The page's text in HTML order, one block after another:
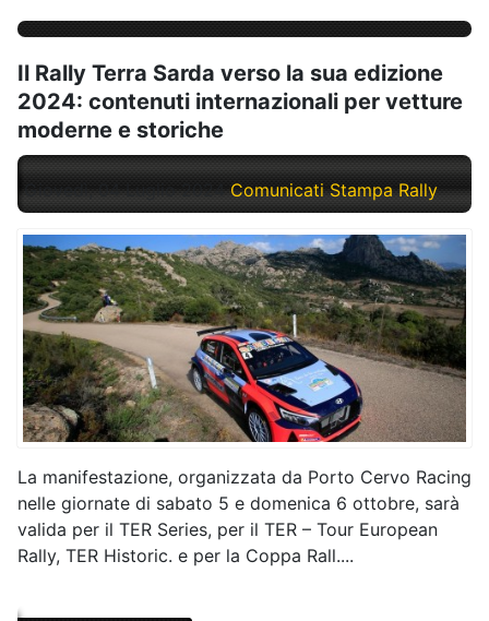
Il Rally Terra Sarda verso la sua edizione
2024: contenuti internazionali per vetture
moderne e storiche
Giovedì, 04 Luglio 2024 Comunicati Stampa Rally
La manifestazione, organizzata da Porto Cervo Racing
nelle giornate di sabato 5 e domenica 6 ottobre, sarà
valida per il TER Series, per il TER – Tour European
Rally, TER Historic. e per la Coppa Rall....